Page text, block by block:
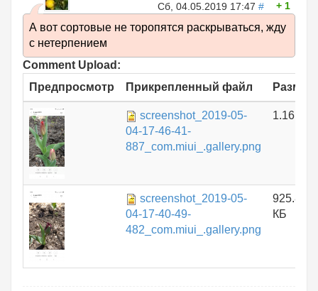
Сб, 04.05.2019 17:47 # 1
А вот сортовые не торопятся раскрываться, жду
с нетерпением
Comment Upload:
Предпросмотр
Прикрепленный файл Размер
screenshot_2019-05-
04-17-46-41-
887_com.miui_.gallery.png
1.16 МБ
screenshot_2019-05-
04-17-40-49-
482_com.miui_.gallery.png
925.81
КБ